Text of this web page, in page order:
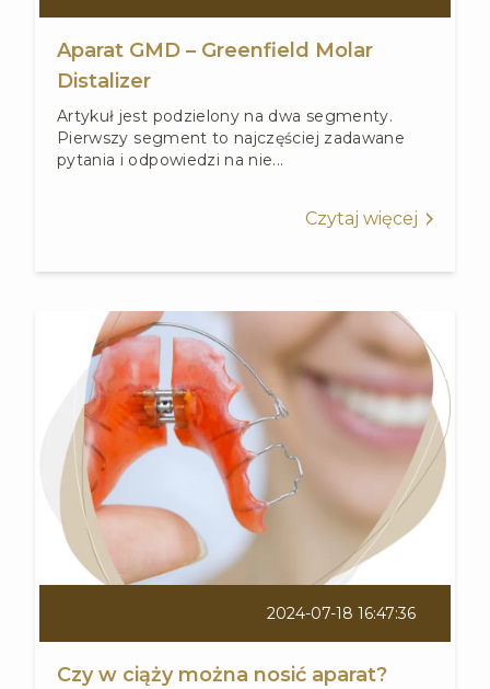
Aparat GMD – Greenfield Molar
Distalizer
Artykuł jest podzielony na dwa segmenty.
Pierwszy segment to najczęściej zadawane
pytania i odpowiedzi na nie...
Czytaj więcej
2024-07-18 16:47:36
Czy w ciąży można nosić aparat?